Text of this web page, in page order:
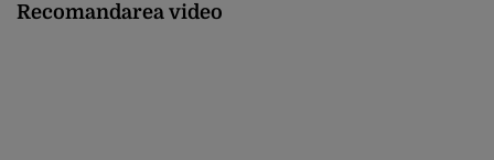
Recomandarea video